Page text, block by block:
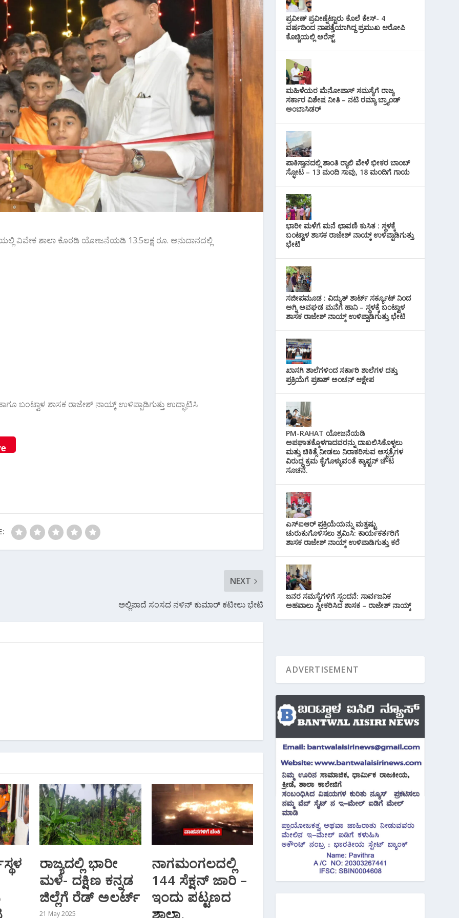
ವಿವೇಕ ಶಾಲಾ ಕೊಠಡಿ ಯೋಜನೆಯಡಿ 13.5ಲಕ್ಷ ರೂ. ಅನುದಾನದಲ್ಲಿ
ಬಂಟ್ವಾಳ ಶಾಸಕ ರಾಜೇಶ್ ನಾಯ್ಕ್ ಉಳಿಪ್ಪಾಡಿಗುತ್ತು ಉದ್ಘಾಟಿಸಿ
NEXT
ಅಲ್ಲಿಪಾದೆ ಸಂಸದ ನಳಿನ್ ಕುಮಾರ್ ಕಟೀಲು ಭೇಟಿ
ರಾಜ್ಯದಲ್ಲಿ ಭಾರೀ
ಮಳೆ- ದಕ್ಷಿಣ ಕನ್ನಡ
ಜಿಲ್ಲೆಗೆ ರೆಡ್ ಅಲರ್ಟ್
21 May 2025
ನಾಗಮಂಗಲದಲ್ಲಿ
144 ಸೆಕ್ಷನ್‌ ಜಾರಿ –
ಇಂದು ಪಟ್ಟಣದ
ಶಾಲಾ,
ಪ್ರವೀಣ್ ಪ್ರವೀಣ್ನೆಟ್ಟಾರು ಕೊಲೆ ಕೇಸ್‌- 4
ವರ್ಷದಿಂದ ನಾಪತ್ತೆಯಾಗಿದ್ದ ಪ್ರಮುಖ ಆರೋಪಿ
ಕೊಚ್ಚಿಯಲ್ಲಿ ಅರೆಸ್ಟ್‌
ಮಹಿಳೆಯರ ಮೆನೋಪಾಸ್ ಸಮಸ್ಯೆಗೆ ರಾಜ್ಯ
ಸರ್ಕಾರ ವಿಶೇಷ ನೀತಿ – ನಟಿ ರಮ್ಯಾ ಬ್ರ್ಯಾಂಡ್
ಅಂಬಾಸಿಡರ್
ಪಾಕಿಸ್ತಾನದಲ್ಲಿ ಶಾಂತಿ ರ‍್ಯಾಲಿ ವೇಳೆ ಭೀಕರ ಬಾಂಬ್
ಸ್ಫೋಟ – 13 ಮಂದಿ ಸಾವು, 18 ಮಂದಿಗೆ ಗಾಯ
ಭಾರೀ ಮಳೆಗೆ ಮನೆ ಛಾವಣಿ ಕುಸಿತ : ಸ್ಥಳಕ್ಕೆ
ಬಂಟ್ವಾಳ ಶಾಸಕ ರಾಜೇಶ್ ನಾಯ್ಕ್ ಉಳಿಪ್ಪಾಡಿಗುತ್ತು
ಭೇಟಿ
ಸಜೀಪಮೂಡ : ವಿದ್ಯುತ್ ಶಾರ್ಟ್ ಸರ್ಕ್ಯೂಟ್‌ ನಿಂದ
ಅಗ್ನಿ ಅವಘಡ ಮನೆಗೆ ಹಾನಿ – ಸ್ಥಳಕ್ಕೆ ಬಂಟ್ವಾಳ
ಶಾಸಕ ರಾಜೇಶ್ ನಾಯ್ಕ್ ಉಳಿಪ್ಪಾಡಿಗುತ್ತು ಭೇಟಿ
ಖಾಸಗಿ ಶಾಲೆಗಳಿಂದ ಸರ್ಕಾರಿ ಶಾಲೆಗಳ ದತ್ತು
ಪ್ರಕ್ರಿಯೆಗೆ ಪ್ರಕಾಶ್ ಅಂಚನ್ ಆಕ್ಷೇಪ
PM-RAHAT ಯೋಜನೆಯಡಿ
ಅಪಘಾತಕ್ಕೊಳಗಾದವರನ್ನು ದಾಖಲಿಸಿಕೊಳ್ಳಲು
ಮತ್ತು ಚಿಕಿತ್ಸೆ ನೀಡಲು ನಿರಾಕರಿಸುವ ಆಸ್ಪತ್ರೆಗಳ
ವಿರುದ್ಧ ಕ್ರಮ ಕೈಗೊಳ್ಳುವಂತೆ ಕ್ಯಾಪ್ಟನ್ ಚೌಟ
ಸೂಚನೆ.
ಎಸ್‌ಐಆರ್ ಪ್ರಕ್ರಿಯೆಯನ್ನು ಮತ್ತಷ್ಟು
ಚುರುಕುಗೊಳಿಸಲು ಶ್ರಮಿಸಿ: ಕಾರ್ಯಕರ್ತರಿಗೆ
ಶಾಸಕ ರಾಜೇಶ್ ನಾಯ್ಕ್ ಉಳಿಪಾಡಿಗುತ್ತು ಕರೆ
ಜನರ ಸಮಸ್ಯೆಗಳಿಗೆ ಸ್ಪಂದನೆ: ಸಾರ್ವಜನಿಕ
ಅಹವಾಲು ಸ್ವೀಕರಿಸಿದ ಶಾಸಕ – ರಾಜೇಶ್ ನಾಯ್ಕ್